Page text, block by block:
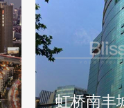
虹桥南丰